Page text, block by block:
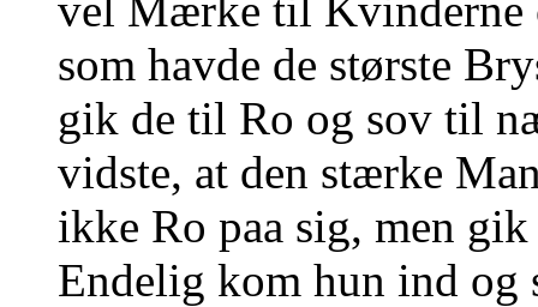
som havde de største
gik de til Ro og sov til
vidste, at den stærke
ikke Ro paa sig, men
Endelig kom hun ind og